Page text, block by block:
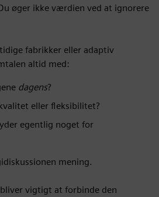
øger ikke værdien ved at ignorere
fabrikker eller adaptiv
altid med:
dagens?
eller fleksibilitet?
egentlig noget for
mening.
vigtigt at forbinde den